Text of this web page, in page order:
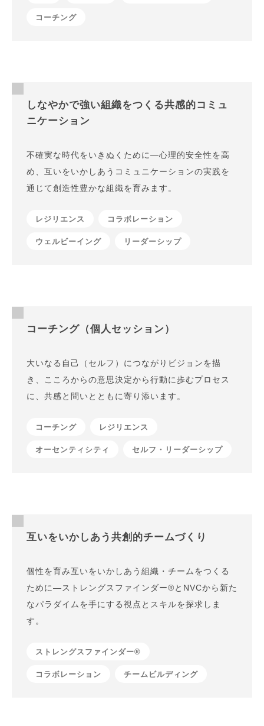
コーチング
しなやかで強い組織をつくる共感的コミュ
ニケーション
不確実な時代をいきぬくために—心理的安全性を高
め、互いをいかしあうコミュニケーションの実践を
通じて創造性豊かな組織を育みます。
レジリエンス コラボレーション
ウェルビーイング リーダーシップ
コーチング（個人セッション）
大いなる自己（セルフ）につながりビジョンを描
き、こころからの意思決定から行動に歩むプロセス
に、共感と問いとともに寄り添います。
コーチング レジリエンス
オーセンティシティ セルフ・リーダーシップ
互いをいかしあう共創的チームづくり
個性を育み互いをいかしあう組織・チームをつくる
ために—ストレングスファインダー®とNVCから新た
なパラダイムを手にする視点とスキルを探求しま
す。
ストレングスファインダー®
コラボレーション チームビルディング